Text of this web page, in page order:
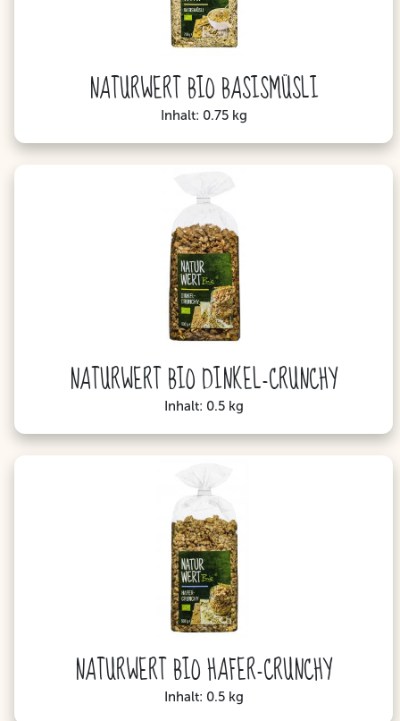
NATURWERT BIO BASISMÜSLI
Inhalt: 0.75 kg
NATURWERT BIO DINKEL-CRUNCHY
Inhalt: 0.5 kg
NATURWERT BIO HAFER-CRUNCHY
Inhalt: 0.5 kg